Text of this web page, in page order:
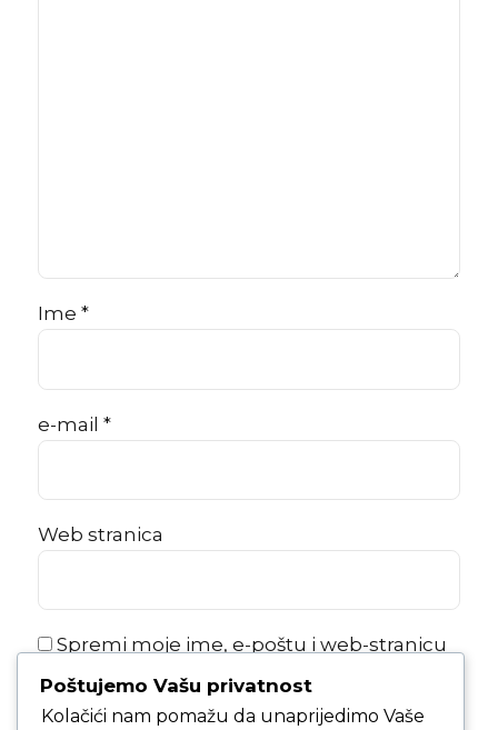
Ime *
e-mail *
Web stranica
Spremi moje ime, e-poštu i web-stranicu
u ovom internet pregledniku za sljedeći
put kada budem komentirao.
Poštujemo Vašu privatnost
Kolačići nam pomažu da unaprijedimo Vaše